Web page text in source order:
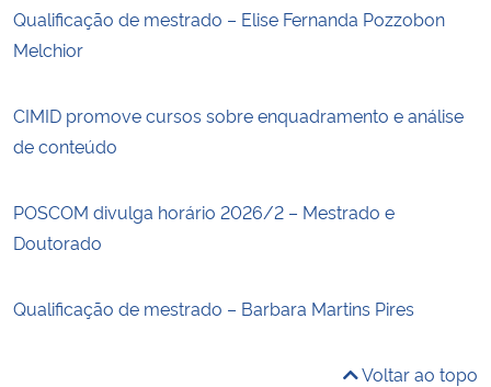
Qualificação de mestrado – Elise Fernanda Pozzobon
Melchior
CIMID promove cursos sobre enquadramento e análise
de conteúdo
POSCOM divulga horário 2026/2 – Mestrado e
Doutorado
Qualificação de mestrado – Barbara Martins Pires
Voltar ao topo